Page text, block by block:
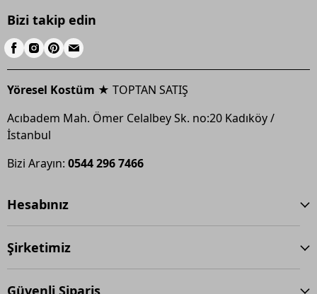
Bizi takip edin
Yöresel Kostüm ★ TOPTAN SATIŞ
Acıbadem Mah. Ömer Celalbey Sk. no:20 Kadıköy /
İstanbul
Bizi Arayın: 0544 296 7466
Hesabınız
Şirketimiz
Güvenli Sipariş